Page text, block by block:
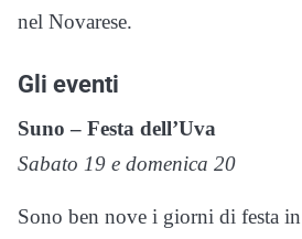
nel Novarese.
Gli eventi
Suno – Festa dell’Uva
Sabato 19 e domenica 20
Sono ben nove i giorni di festa